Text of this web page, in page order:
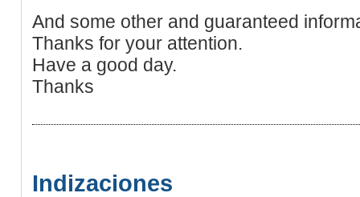
And some other and guaranteed
Thanks for your attention.
Have a good day.
Thanks
Indizaciones